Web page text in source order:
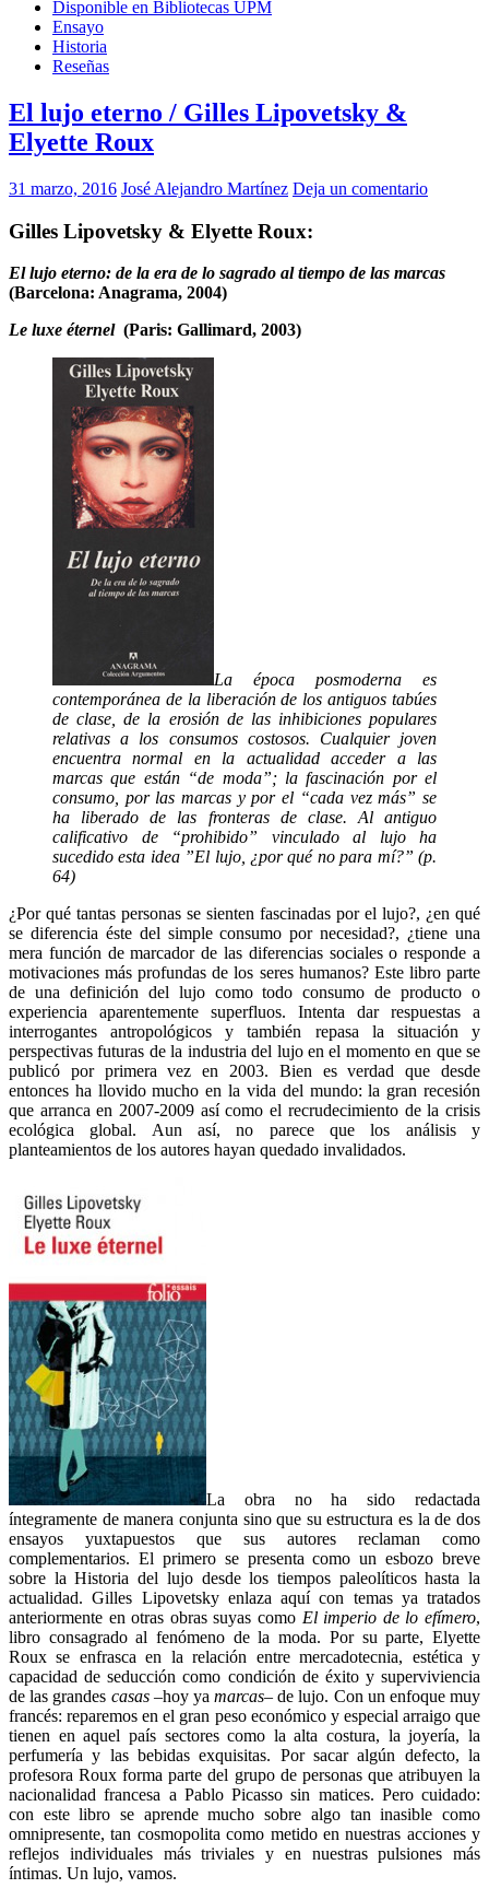
Disponible en Bibliotecas UPM
Ensayo
Historia
Reseñas
El lujo eterno / Gilles Lipovetsky &
Elyette Roux
31 marzo, 2016 José Alejandro Martínez Deja un comentario
Gilles Lipovetsky & Elyette Roux:
El lujo eterno: de la era de lo sagrado al tiempo de las marcas
(Barcelona: Anagrama, 2004)
Le luxe éternel(Paris: Gallimard, 2003)
La época posmoderna es
contemporánea de la liberación de los antiguos tabúes
de clase, de la erosión de las inhibiciones populares
relativas a los consumos costosos. Cualquier joven
encuentra normal en la actualidad acceder a las
marcas que están “de moda”; la fascinación por el
consumo, por las marcas y por el “cada vez más” se
ha liberado de las fronteras de clase. Al antiguo
calificativo de “prohibido” vinculado al lujo ha
sucedido esta idea ”El lujo, ¿por qué no para mí?” (p.
64)
¿Por qué tantas personas se sienten fascinadas por el lujo?, ¿en qué
se diferencia éste del simple consumo por necesidad?, ¿tiene una
mera función de marcador de las diferencias sociales o responde a
motivaciones más profundas de los seres humanos? Este libro parte
de una definición del lujo como todo consumo de producto o
experiencia aparentemente superfluos. Intenta dar respuestas a
interrogantes antropológicos y también repasa la situación y
perspectivas futuras de la industria del lujo en el momento en que se
publicó por primera vez en 2003. Bien es verdad que desde
entonces ha llovido mucho en la vida del mundo: la gran recesión
que arranca en 2007-2009 así como el recrudecimiento de la crisis
ecológica global. Aun así, no parece que los análisis y
planteamientos de los autores hayan quedado invalidados.
La obra no ha sido redactada
íntegramente de manera conjunta sino que su estructura es la de dos
ensayos yuxtapuestos que sus autores reclaman como
complementarios. El primero se presenta como un esbozo breve
sobre la Historia del lujo desde los tiempos paleolíticos hasta la
actualidad. Gilles Lipovetsky enlaza aquí con temas ya tratados
anteriormente en otras obras suyas como El imperio de lo efímero,
libro consagrado al fenómeno de la moda. Por su parte, Elyette
Roux se enfrasca en la relación entre mercadotecnia, estética y
capacidad de seducción como condición de éxito y superviviencia
de las grandes casas–hoy ya marcas– de lujo. Con un enfoque muy
francés: reparemos en el gran peso económico y especial arraigo que
tienen en aquel país sectores como la alta costura, la joyería, la
perfumería y las bebidas exquisitas. Por sacar algún defecto, la
profesora Roux forma parte del grupo de personas que atribuyen la
nacionalidad francesa a Pablo Picasso sin matices. Pero cuidado:
con este libro se aprende mucho sobre algo tan inasible como
omnipresente, tan cosmopolita como metido en nuestras acciones y
reflejos individuales más triviales y en nuestras pulsiones más
íntimas. Un lujo, vamos.